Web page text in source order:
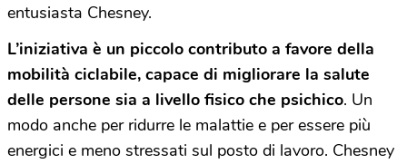
entusiasta Chesney.
L’iniziativa è un piccolo contributo a favore della
mobilità ciclabile, capace di migliorare la salute
delle persone sia a livello fisico che psichico. Un
modo anche per ridurre le malattie e per essere più
energici e meno stressati sul posto di lavoro. Chesney